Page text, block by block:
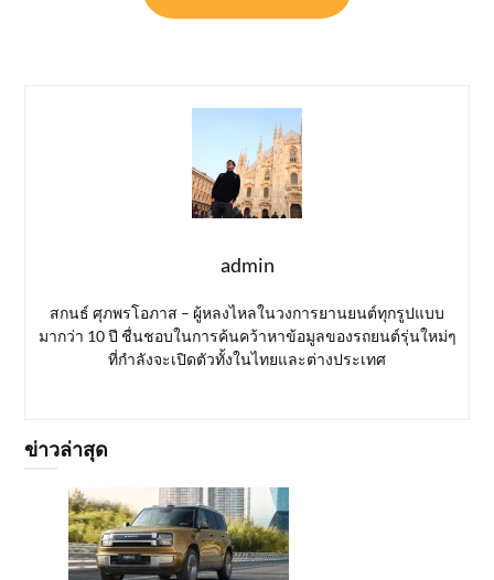
admin
สกนธ์ ศุภพรโอภาส – ผู้หลงไหลในวงการยานยนต์ทุกรูปแบบ
มากว่า 10 ปี ชื่นชอบในการค้นคว้าหาข้อมูลของรถยนต์รุ่นใหม่ๆ
ที่กำลังจะเปิดตัวทั้งในไทยและต่างประเทศ
ข่าวล่าสุด